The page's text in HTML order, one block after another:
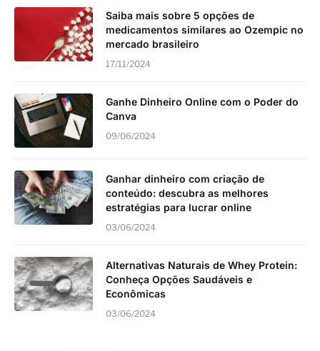
Saiba mais sobre 5 opções de
medicamentos similares ao Ozempic no
mercado brasileiro
17/11/2024
Ganhe Dinheiro Online com o Poder do
Canva
09/06/2024
Ganhar dinheiro com criação de
conteúdo: descubra as melhores
estratégias para lucrar online
03/06/2024
Alternativas Naturais de Whey Protein:
Conheça Opções Saudáveis e
Econômicas
03/06/2024